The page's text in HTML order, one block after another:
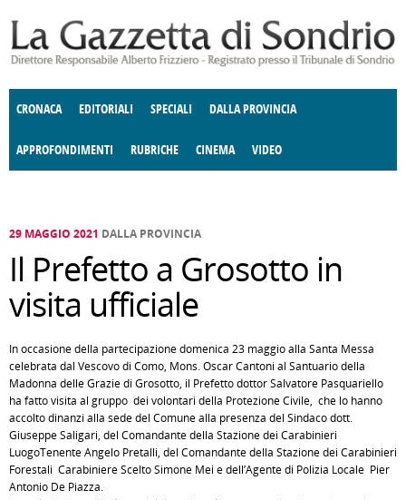
CRONACA EDITORIALI SPECIALI DALLA PROVINCIA
APPROFONDIMENTI
E SPETTACOLI POLITICA
RUBRICHE
DELLE IDEE FATTI DELLO SPIRITO CCCVA
CINEMA VIDEO
29 MAGGIO 2021 DALLA PROVINCIA
Il Prefetto a Grosotto in
visita ufficiale
In occasione della partecipazione domenica 23 maggio alla Santa Messa
celebrata dal Vescovo di Como, Mons. Oscar Cantoni al Santuario della
Madonna delle Grazie di Grosotto, il Prefetto dottor Salvatore Pasquariello
ha fatto visita al gruppo dei volontari della Protezione Civile, che lo hanno
accolto dinanzi alla sede del Comune alla presenza del Sindaco dott.
Giuseppe Saligari, del Comandante della Stazione dei Carabinieri
LuogoTenente Angelo Pretalli, del Comandante della Stazione dei Carabinieri
Forestali Carabiniere Scelto Simone Mei e dell’Agente di Polizia Locale Pier
Antonio De Piazza.